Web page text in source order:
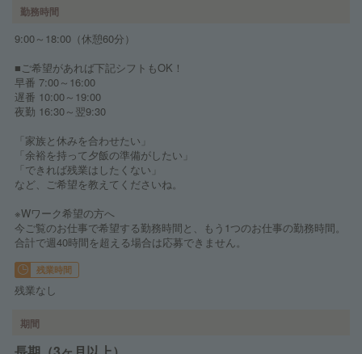
勤務時間
9:00～18:00（休憩60分）
■ご希望があれば下記シフトもOK！
早番 7:00～16:00
遅番 10:00～19:00
夜勤 16:30～翌9:30
「家族と休みを合わせたい」
「余裕を持って夕飯の準備がしたい」
「できれば残業はしたくない」
など、ご希望を教えてくださいね。
※Wワーク希望の方へ
今ご覧のお仕事で希望する勤務時間と、もう1つのお仕事の勤務時間。
合計で週40時間を超える場合は応募できません。
残業時間
残業なし
期間